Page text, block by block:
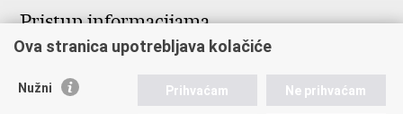
Pristup informacijama
Pristup informacijama
Nepravilnosti
Ova stranica upotrebljava kolačiće
Nužni Prihvaćam Ne prihvaćam